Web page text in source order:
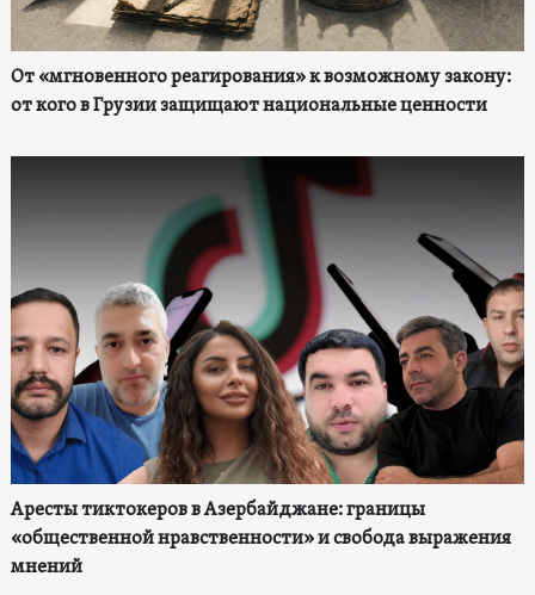
От «мгновенного реагирования» к возможному закону:
от кого в Грузии защищают национальные ценности
Аресты тиктокеров в Азербайджане: границы
«общественной нравственности» и свобода выражения
мнений